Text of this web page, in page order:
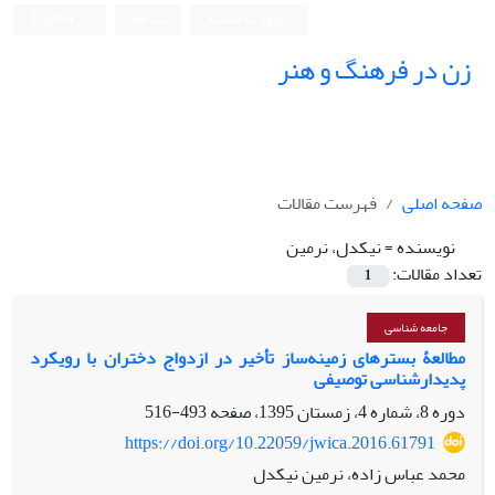
زن در فرهنگ و هنر
صفحه اصلی
فهرست مقالات
نویسنده =نیکدل، نرمین
تعداد مقالات:
1
جامعه شناسی
مطالعۀ بسترهای زمینه‌ساز تأخیر در ازدواج دختران با رویکرد
پدیدارشناسی توصیفی
دوره 8، شماره 4، زمستان 1395، صفحه
493-516
https://doi.org/10.22059/jwica.2016.61791
محمد عباس زاده، نرمین نیکدل